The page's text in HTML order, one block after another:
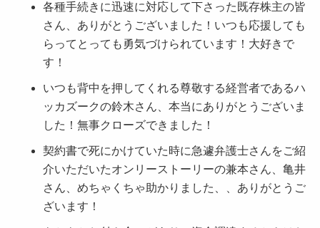
各種手続きに迅速に対応して下さった既存株主の皆
さん、ありがとうございました！いつも応援しても
らってとっても勇気づけられています！大好きで
す！
いつも背中を押してくれる尊敬する経営者であるハ
ッカズークの鈴木さん、本当にありがとうございま
した！無事クローズできました！
契約書で死にかけていた時に急遽弁護士さんをご紹
介いただいたオンリーストーリーの兼本さん、亀井
さん、めちゃくちゃ助かりました、、ありがとうご
ざいます！